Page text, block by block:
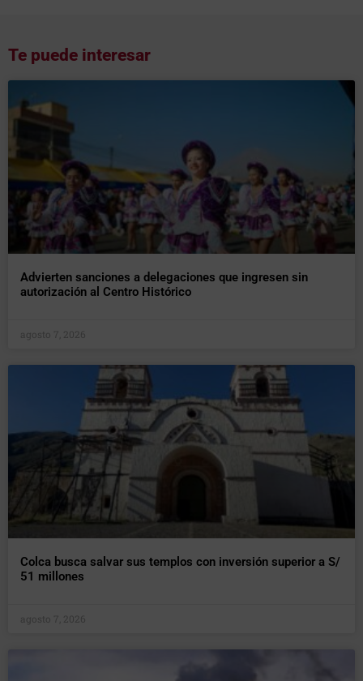
Te puede interesar
Advierten sanciones a delegaciones que ingresen sin
autorización al Centro Histórico
agosto 7, 2026
Colca busca salvar sus templos con inversión superior a S/
51 millones
agosto 7, 2026